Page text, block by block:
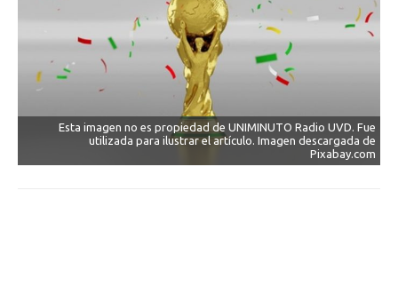
Esta imagen no es propiedad de UNIMINUTO Radio UVD. Fue
utilizada para ilustrar el artículo. Imagen descargada de
Pixabay.com